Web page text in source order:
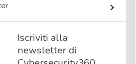
Iscriviti alla
newsletter di